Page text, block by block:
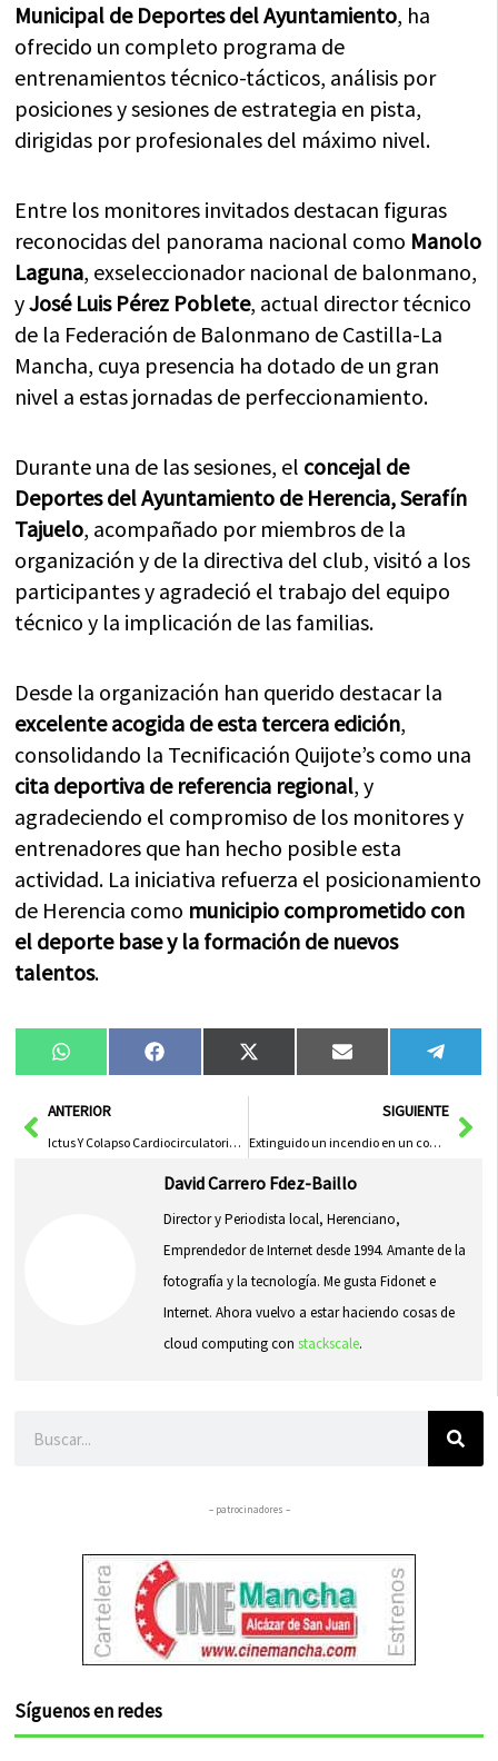
Municipal de Deportes del Ayuntamiento, ha
ofrecido un completo programa de
entrenamientos técnico-tácticos, análisis por
posiciones y sesiones de estrategia en pista,
dirigidas por profesionales del máximo nivel.
Entre los monitores invitados destacan figuras
reconocidas del panorama nacional como Manolo
Laguna, exseleccionador nacional de balonmano,
yJosé Luis Pérez Poblete, actual director técnico
de la Federación de Balonmano de Castilla-La
Mancha, cuya presencia ha dotado de un gran
nivel a estas jornadas de perfeccionamiento.
Durante una de las sesiones, el concejal de
Deportes del Ayuntamiento de Herencia, Serafín
Tajuelo, acompañado por miembros de la
organización y de la directiva del club, visitó a los
participantes y agradeció el trabajo del equipo
técnico y la implicación de las familias.
Desde la organización han querido destacar la
excelente acogida de esta tercera edición,
consolidando la Tecnificación Quijote’s como una
cita deportiva de referencia regional, y
agradeciendo el compromiso de los monitores y
entrenadores que han hecho posible esta
actividad. La iniciativa refuerza el posicionamiento
de Herencia como municipio comprometido con
el deporte base y la formación de nuevos
talentos.
Compartir
en
WhatsAppCompartir
en
FacebookCompartir
en
X
(Twitter)
Compartir
en
Email
en
AntANTERIOR
Ictus Y Colapso Cardiocirculatorio Irreversible Provocan La Muerte De Francisco
SIGUIENTE
Extinguido un incendio en un contenedor de la calle Mesones de Herencia
David Carrero Fdez-Baillo
Director y Periodista local, Herenciano,
Emprendedor de Internet desde 1994. Amante de la
fotografía y la tecnología. Me gusta Fidonet e
Internet. Ahora vuelvo a estar haciendo cosas de
cloud computing con stackscale.
– patrocinadores –
Síguenos en redes